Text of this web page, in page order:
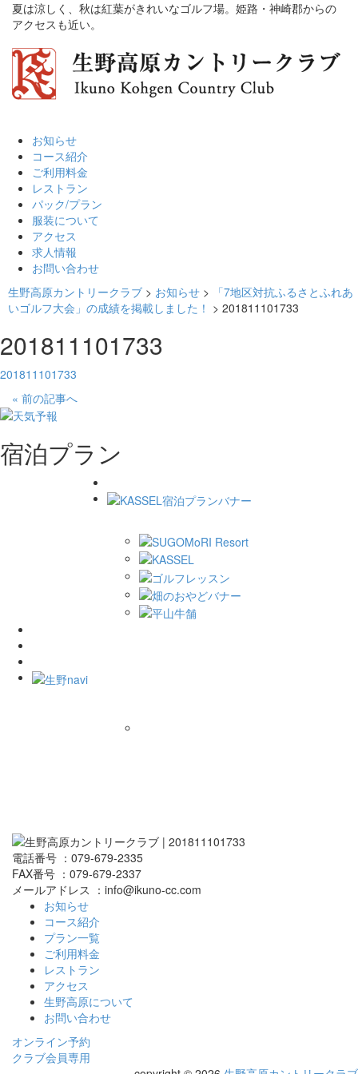
夏は涼しく、秋は紅葉がきれいなゴルフ場。姫路・神崎郡からの
アクセスも近い。
お知らせ
コース紹介
ご利用料金
レストラン
パック/プラン
服装について
アクセス
求人情報
お問い合わせ
生野高原カントリークラブ > お知らせ >
「7地区対抗ふるさとふれあ
いゴルフ大会」の成績を掲載しました！ > 201811101733
201811101733
201811101733
« 前の記事へ
宿泊プラン
電話番号 ：079-679-2335
FAX番号 ：079-679-2337
メールアドレス ：info@ikuno-cc.com
お知らせ
コース紹介
プラン一覧
ご利用料金
レストラン
アクセス
生野高原について
お問い合わせ
オンライン予約
クラブ会員専用